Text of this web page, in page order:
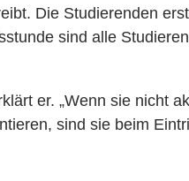
Die Studierenden
sind alle
er. „Wenn sie nicht
sind sie beim